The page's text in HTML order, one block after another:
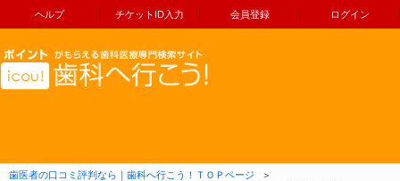
ヘルプ チケットID入力 会員登録 ログイン
コンテンツへ移動
歯医者の口コミ評判なら｜歯科へ行こう！ＴＯＰページ
＞